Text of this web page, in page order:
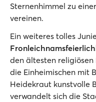
Sternenhimmel zu
vereinen.
Ein weiteres tolles
den ältesten religiösen
die Einheimischen mit
Heidekraut kunstvolle
verwandelt sich die